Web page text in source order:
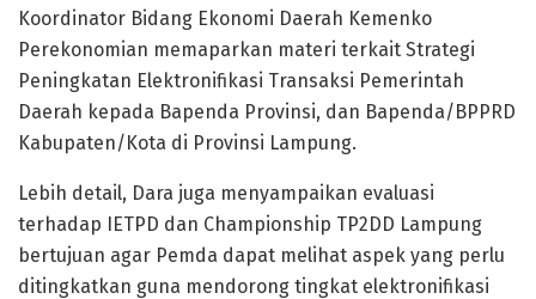
Koordinator Bidang Ekonomi Daerah Kemenko
Perekonomian memaparkan materi terkait Strategi
Peningkatan Elektronifikasi Transaksi Pemerintah
Daerah kepada Bapenda Provinsi, dan Bapenda/BPPRD
Kabupaten/Kota di Provinsi Lampung.
Lebih detail, Dara juga menyampaikan evaluasi
terhadap IETPD dan Championship TP2DD Lampung
bertujuan agar Pemda dapat melihat aspek yang perlu
ditingkatkan guna mendorong tingkat elektronifikasi